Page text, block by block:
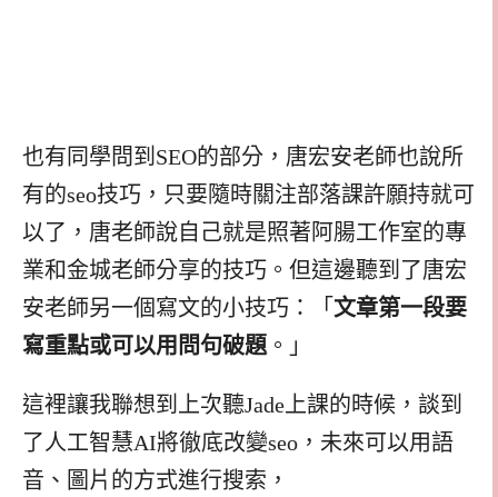
也有同學問到SEO的部分，唐宏安老師也說所
有的seo技巧，只要隨時關注部落課許願持就可
以了，唐老師說自己就是照著阿腸工作室的專
業和金城老師分享的技巧。但這邊聽到了唐宏
安老師另一個寫文的小技巧：「 文章第一段要
寫重點或可以用問句破題 。」
這裡讓我聯想到上次聽Jade上課的時候，談到
了人工智慧AI將徹底改變seo，未來可以用語
音、圖片的方式進行搜索，